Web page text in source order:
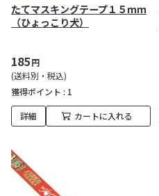
たてマスキングテープ１５ｍｍ
（ひょっこり犬）
185円
(送料別・税込)
獲得ポイント : 1
詳細 カートに入れる